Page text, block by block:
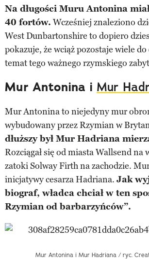
Na długości Muru Antonina
40 fortów. Wcześniej znaleziono
West Dunbartonshire to dopiero
pokazuje, że wciąż pozostaje wiele
temat tego ważnego rzymskiego
Mur Antonina i Mur
Mur Antonina to niejedyny mur
wybudowany przez Rzymian w
dłuższy był Mur Hadriana
Rozciągał się od miasta Wallsend na
zatoki Solway Firth na zachodzie.
inicjatywy cesarza Hadriana. Jak
biograf, władca chciał w ten
Rzymian od barbarzyńców”.
Mur Antonina i Mur Hadriana / ryc.